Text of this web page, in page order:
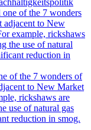
of the 7 wonders of
to New Market
rickshaws are
use of natural gas
reduction in smog.